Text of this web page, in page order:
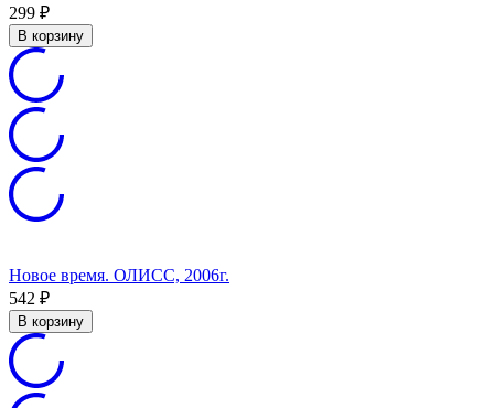
299 ₽
В корзину
Новое время. ОЛИСС, 2006г.
542 ₽
В корзину